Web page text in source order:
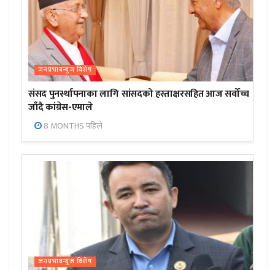
जनप्रभाबन्युज विशेष
संसद पुनर्स्थापनाका लागि सांसदको हस्ताक्षरसहित आज सर्वोच्च
जाँदै कांग्रेस-एमाले
8 MONTHS पहिले
जनप्रभाबन्युज विशेष